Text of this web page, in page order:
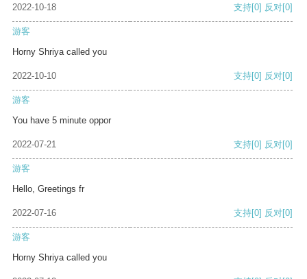
2022-10-18 支持[0] 反对[0]
游客
Horny Shriya called you
2022-10-10 支持[0] 反对[0]
游客
You have 5 minute oppor
2022-07-21 支持[0] 反对[0]
游客
Hello, Greetings fr
2022-07-16 支持[0] 反对[0]
游客
Horny Shriya called you